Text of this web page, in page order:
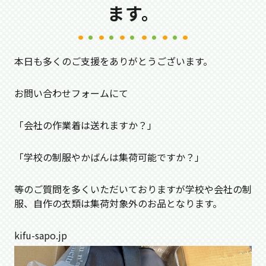
ます。
本日も多くのご支援をありがとうございます。
お問い合わせフォームにて
「会社の作業着は送れますか？」
「学校の制服やかばんは集荷可能ですか？」
等のご質問を多くいただいておりますが学校や会社の制
服、自作の衣類は集荷対象外のお品となります。
kifu-sapo.jp